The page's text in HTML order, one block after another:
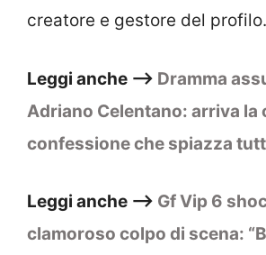
creatore e gestore del profilo.
Leggi anche –> Dramma
Adriano Celentano: arriva la
confessione che spiazza
Leggi anche –> Gf Vip 6
clamoroso colpo di scena: